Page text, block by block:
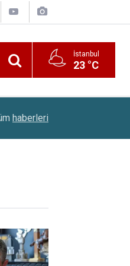
İstanbul
23 °C
Personel Ve İşçi Alımı
haberleri